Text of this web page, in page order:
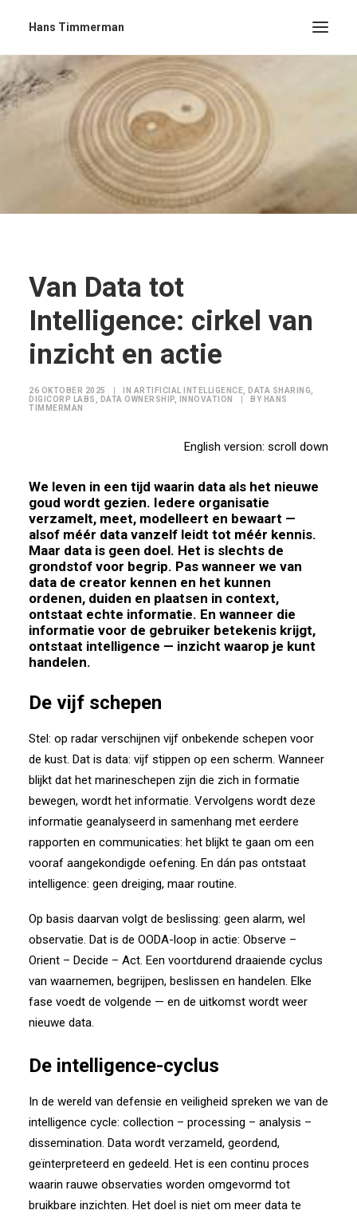
Hans Timmerman
Van Data tot
Intelligence: cirkel van
inzicht en actie
26 OKTOBER 2025 IN ARTIFICIAL INTELLIGENCE DATA SHARING
DIGICORP LABS
DATA OWNERSHIP, INNOVATION BY HANS
TIMMERMAN
English version: scroll down
We leven in een tijd waarin data als het nieuwe
goud wordt gezien. Iedere organisatie
verzamelt, meet, modelleert en bewaart —
alsof méér data vanzelf leidt tot méér kennis.
Maar data is geen doel. Het is slechts de
grondstof voor begrip. Pas wanneer we van
data de creator kennen en het kunnen
ordenen, duiden en plaatsen in context,
ontstaat echte informatie. En wanneer die
informatie voor de gebruiker betekenis krijgt,
ontstaat intelligence — inzicht waarop je kunt
handelen.
De vijf schepen
Stel: op radar verschijnen vijf onbekende schepen voor
de kust. Dat is data: vijf stippen op een scherm. Wanneer
blijkt dat het marineschepen zijn die zich in formatie
bewegen, wordt het informatie. Vervolgens wordt deze
informatie geanalyseerd in samenhang met eerdere
rapporten en communicaties: het blijkt te gaan om een
vooraf aangekondigde oefening. En dán pas ontstaat
intelligence: geen dreiging, maar routine.
Op basis daarvan volgt de beslissing: geen alarm, wel
observatie. Dat is de OODA-loop in actie: Observe –
Orient – Decide – Act. Een voortdurend draaiende cyclus
van waarnemen, begrijpen, beslissen en handelen. Elke
fase voedt de volgende — en de uitkomst wordt weer
nieuwe data.
De intelligence-cyclus
In de wereld van defensie en veiligheid spreken we van de
intelligence cycle: collection – processing – analysis –
dissemination. Data wordt verzameld, geordend,
geïnterpreteerd en gedeeld. Het is een continu proces
waarin rauwe observaties worden omgevormd tot
bruikbare inzichten. Het doel is niet om meer data te